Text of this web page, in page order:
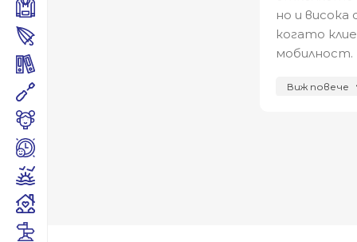
но и
когато
мобилност.
Защо
Виж повече